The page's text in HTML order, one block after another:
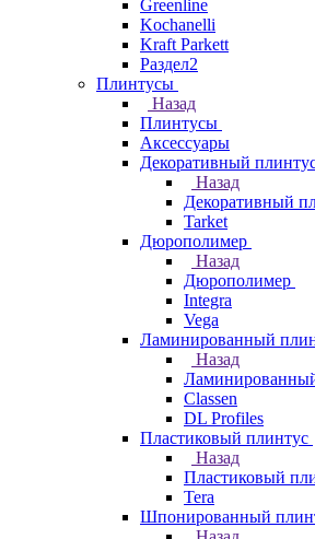
Greenline
Kochanelli
Kraft Parkett
Раздел2
Плинтусы
Назад
Плинтусы
Аксессуары
Декоративный
Назад
Декоративный
Tarket
Дюрополимер
Назад
Дюрополимер
Integra
Vega
Ламинированный
Назад
Classen
DL Profiles
Пластиковый плинтус
Назад
Пластиковый
Tera
Шпонированный